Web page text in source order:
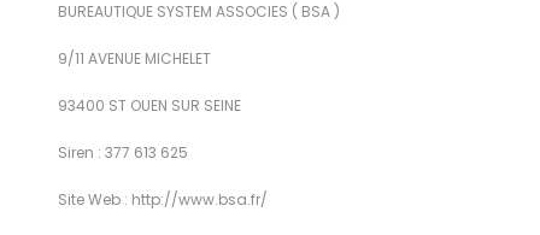
BUREAUTIQUE SYSTEM ASSOCIES ( BSA )
9/11 AVENUE MICHELET
93400 ST OUEN SUR SEINE
Siren : 377 613 625
Site Web : http://www.bsa.fr/